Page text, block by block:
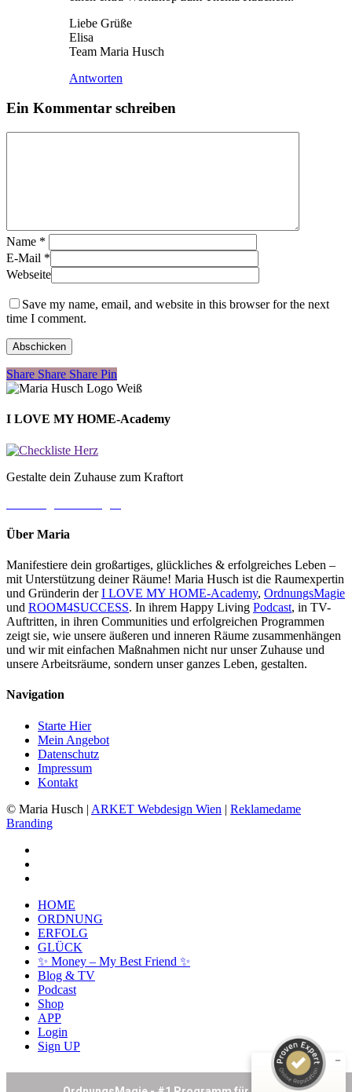
Liebe Grüße
Elisa
Team Maria Husch
Antworten
Ein Kommentar schreiben
Name *
E-Mail *
Webseite
Save my name, email, and website in this browser for the next
time I comment.
Share
Share Share Share Pin
I LOVE MY HOME-Academy
Gestalte dein Zuhause zum Kraftort
Über Maria
Manifestiere dein großartiges, glückliches & erfolgreiches Leben –
mit Unterstützung deiner Räume! Maria Husch ist die Raumexpertin
und Gründerin derI LOVE MY HOME-Academy, OrdnungsMagie
und ROOM4SUCCESS. In ihrem Happy Living Podcast, in TV-
Auftritten, in ihren Communities und erfolgreichen Programmen
zeigt sie, wie unsere äußeren und inneren Räume zusammenhängen
und wir mit einfachen Maßnahmen nicht nur unser Zuhause und
unsere Arbeitsräume, sondern unser ganzes Leben, gestalten.
Navigation
Starte Hier
Mein Angebot
Datenschutz
Impressum
Kontakt
© Maria Husch | ARKET Webdesign Wien | Reklamedame
Branding
Close
Menu
HOME
ORDNUNG
ERFOLG
GLÜCK
✨ Money – My Best Friend ✨
Blog & TV
Podcast
Shop
APP
Login
Sign UP
Kundenbewertungen und Erfahrungen zu
Empfehlungen auf
ProvenExpert.com
26